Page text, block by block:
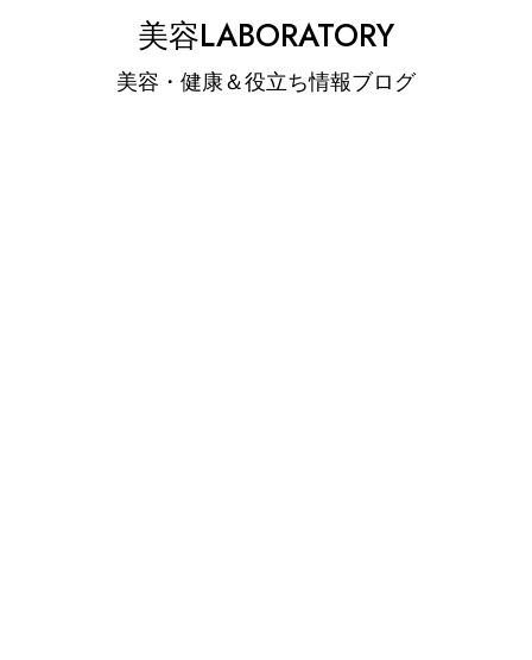
美容LABORATORY
美容・健康＆役立ち情報ブログ